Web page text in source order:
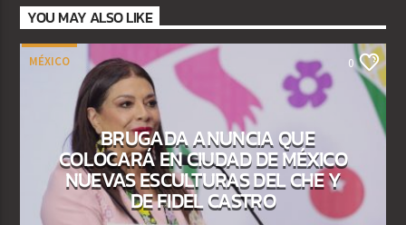
YOU MAY ALSO LIKE
MÉXICO 0
BRUGADA ANUNCIA QUE
COLOCARÁ EN CIUDAD DE MÉXICO
NUEVAS ESCULTURAS DEL CHE Y
DE FIDEL CASTRO